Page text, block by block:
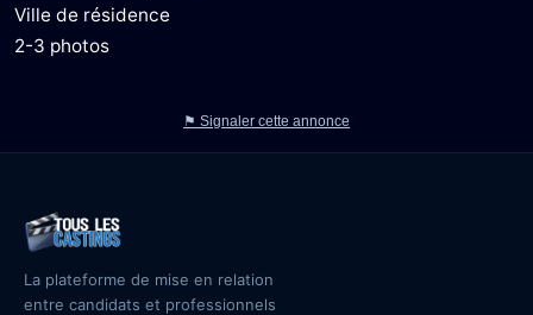
Ville de résidence
2-3 photos
⚑ Signaler cette annonce
La plateforme de mise en relation
entre candidats et professionnels